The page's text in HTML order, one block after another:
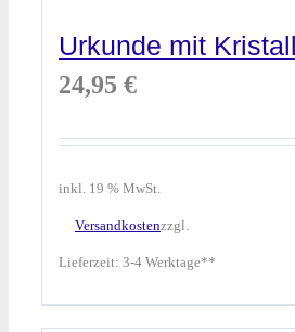
Urkunde mit
24,95 €
inkl. 19 % MwSt.
zzgl.
Versandkosten
Lieferzeit: 3-4 Werktage**